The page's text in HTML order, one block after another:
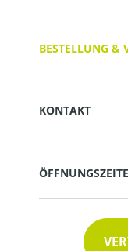
BESTELLUNG &
KONTAKT